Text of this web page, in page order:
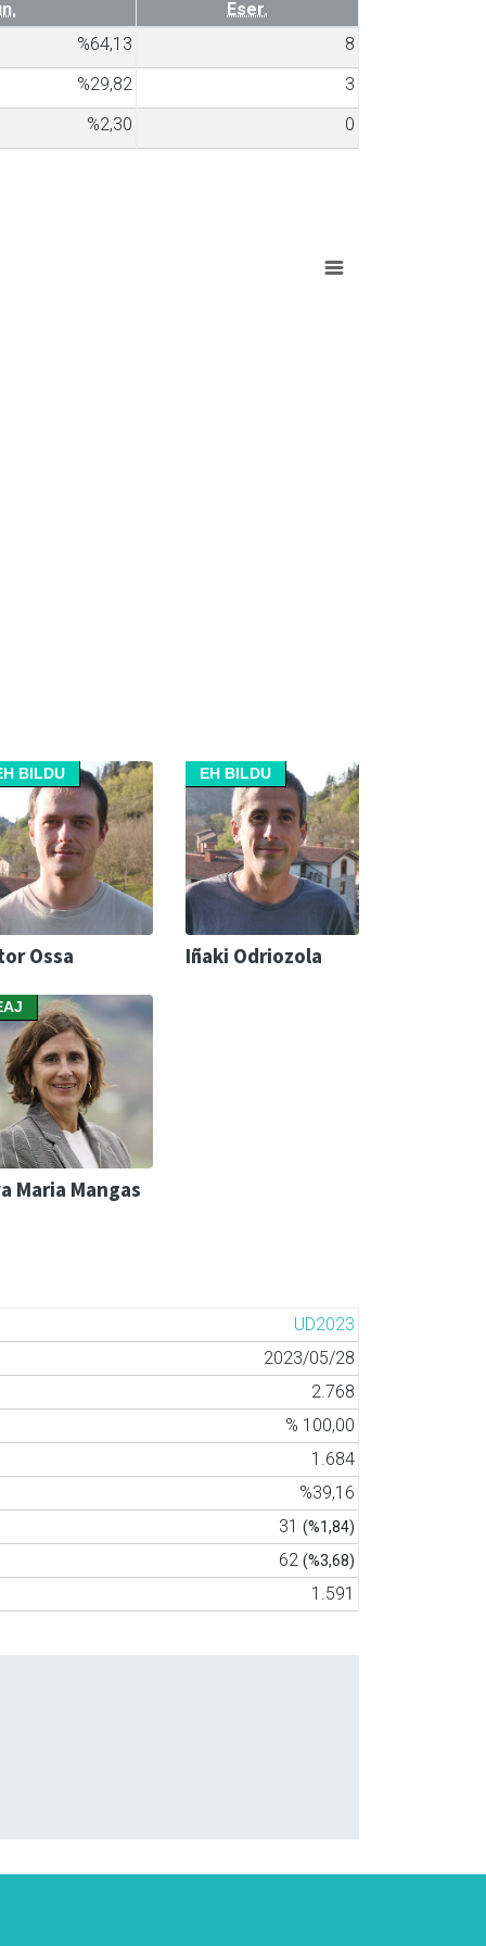
Eser.
%64,13
8
%29,82
3
%2,30 0
BILDU
Ossa
EH BILDU
Iñaki Odriozola
Maria Mangas
UD2023
2023/05/28
2.768
% 100,00
1.684
%39,16
31 (%1,84)
62 (%3,68)
1.591